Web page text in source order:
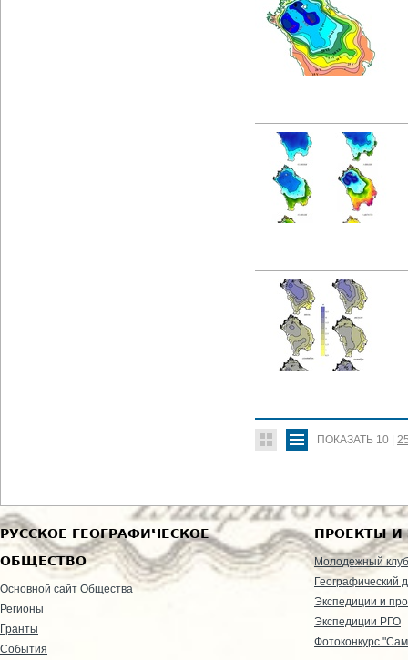
ПОКАЗАТЬ 10
РУССКОЕ ГЕОГРАФИЧЕСКОЕ
ОБЩЕСТВО
Основной сайт Общества
Регионы
Гранты
События
ПРОЕКТЫ И
Молодежный клуб
Географический
Экспедиции и
Экспедиции РГО
Фотоконкурс